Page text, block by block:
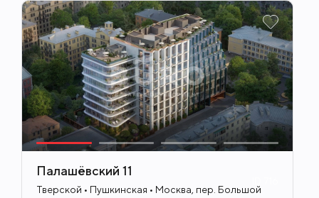
Палашёвский 11
Тверской • Пушкинская • Москва, пер. Большой